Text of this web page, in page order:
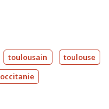
toulousain
toulouse
occitanie